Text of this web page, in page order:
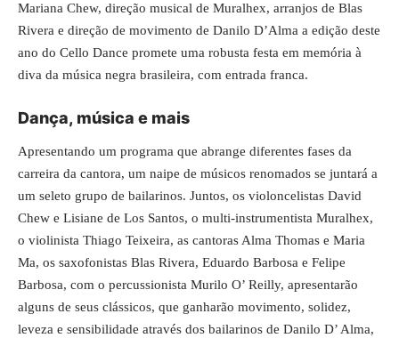
Mariana Chew, direção musical de Muralhex, arranjos de Blas
Rivera e direção de movimento de Danilo D’Alma a edição deste
ano do Cello Dance promete uma robusta festa em memória à
diva da música negra brasileira, com entrada franca.
Dança, música e mais
Apresentando um programa que abrange diferentes fases da
carreira da cantora, um naipe de músicos renomados se juntará a
um seleto grupo de bailarinos. Juntos, os violoncelistas David
Chew e Lisiane de Los Santos, o multi-instrumentista Muralhex,
o violinista Thiago Teixeira, as cantoras Alma Thomas e Maria
Ma, os saxofonistas Blas Rivera, Eduardo Barbosa e Felipe
Barbosa, com o percussionista Murilo O’ Reilly, apresentarão
alguns de seus clássicos, que ganharão movimento, solidez,
leveza e sensibilidade através dos bailarinos de Danilo D’ Alma,